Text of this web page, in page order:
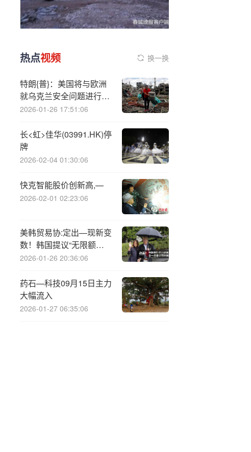
热点视频 换一换
特朗{普}：美国将与欧洲
就乌克兰安全问题进行协
调
2026-01-26 17:51:06
长<虹>佳华(03991.HK)停
牌
2026-02-04 01:30:06
快克智能股价创新高,—
2026-02-01 02:23:06
美韩贸易协:定出—现新变
数！韩国提议“无限额货
币互换”
2026-01-26 20:36:06
药石—科技09月15日主力
大幅流入
2026-01-27 06:35:06